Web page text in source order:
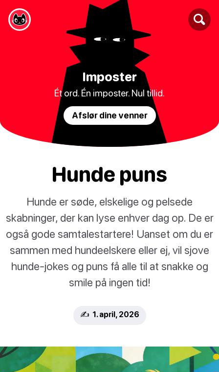
Imposter
Ét ord. Én imposter. Nul tillid.
Afslør dine venner
Hunde puns
Hunde er søde, elskelige og pelsede
skabninger, der kan lyse enhver dag op. De er
også gode samtalestartere! Uanset om du er
sammen med hundeelskere eller ej, vil sjove
hunde-jokes og puns få alle til at snakke og
smile på ingen tid!
✍️ 1. april, 2026